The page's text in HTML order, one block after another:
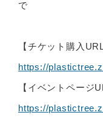
で
【チケット購入URL
https://
【イベントページ
https://